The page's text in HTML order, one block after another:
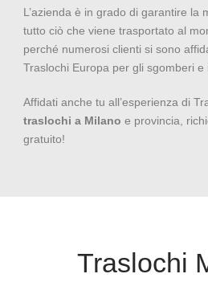
L’azienda è in grado di garantire la
tutto ciò che viene trasportato al
perché numerosi clienti si sono
Traslochi Europa per gli sgomberi e i
Affidati anche tu all’esperienza di
traslochi a Milano e provincia,
gratuito!
Traslochi